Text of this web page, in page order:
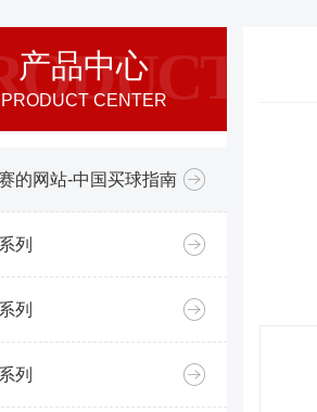
产品中心
PRODUCT CENTER
的网站-中国买球指南
列
列
列